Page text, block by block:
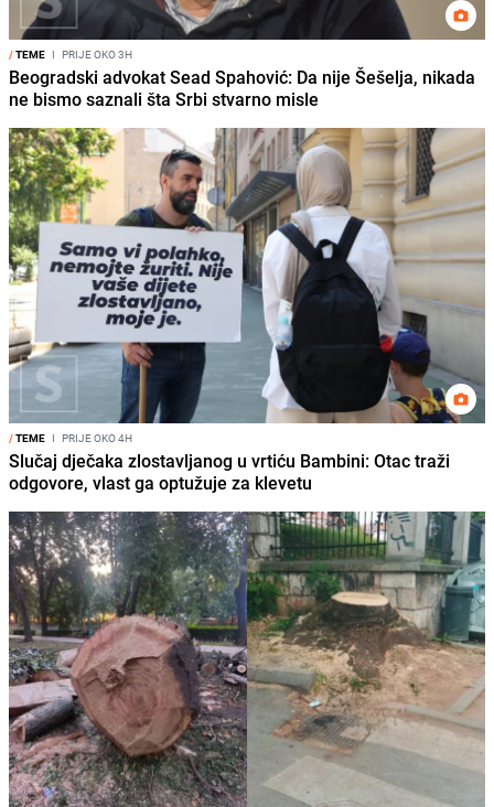
/TEME I PRIJE OKO 3H
Beogradski advokat Sead Spahović: Da nije Šešelja, nikada
ne bismo saznali šta Srbi stvarno misle
/TEME I PRIJE OKO 4H
Slučaj dječaka zlostavljanog u vrtiću Bambini: Otac traži
odgovore, vlast ga optužuje za klevetu